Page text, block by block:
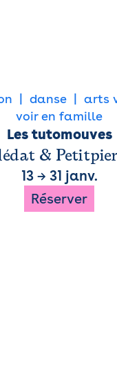
danse arts
voir en famille
Les tutomouves
&
13→ 31 janv.
Réserver